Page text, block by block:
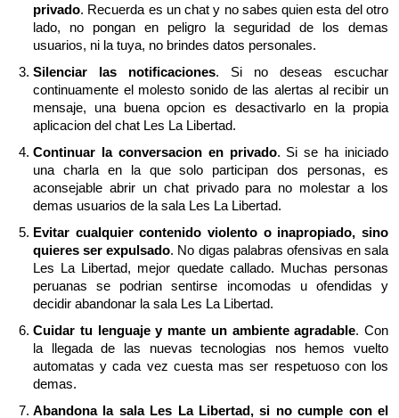
privado. Recuerda es un chat y no sabes quien esta del otro
lado, no pongan en peligro la seguridad de los demas
usuarios, ni la tuya, no brindes datos personales.
Silenciar las notificaciones. Si no deseas escuchar
continuamente el molesto sonido de las alertas al recibir un
mensaje, una buena opcion es desactivarlo en la propia
aplicacion del chat Les La Libertad.
Continuar la conversacion en privado. Si se ha iniciado
una charla en la que solo participan dos personas, es
aconsejable abrir un chat privado para no molestar a los
demas usuarios de la sala Les La Libertad.
Evitar cualquier contenido violento o inapropiado, sino
quieres ser expulsado. No digas palabras ofensivas en sala
Les La Libertad, mejor quedate callado. Muchas personas
peruanas se podrian sentirse incomodas u ofendidas y
decidir abandonar la sala Les La Libertad.
Cuidar tu lenguaje y mante un ambiente agradable. Con
la llegada de las nuevas tecnologias nos hemos vuelto
automatas y cada vez cuesta mas ser respetuoso con los
demas.
Abandona la sala Les La Libertad, si no cumple con el